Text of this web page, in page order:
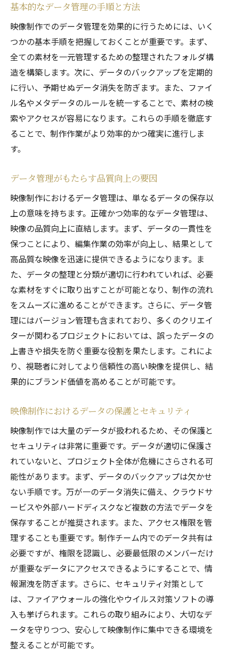
リアルタイムでのデータアクセスの必要性
データバックアップのベストプラクティス
映像編集ソフトとデータ管理の統合
効率的なデータ整理のためのコツ
プロジェクト成功の鍵！映像制作におけるデー
タの整理術
デジタルアーカイブの構築と管理
プロジェクト管理ツールとデータ整理
組織的なデータラベリングの利点
整理整頓されたデータの活用法
映像制作現場でのトラブルを防ぐためのデータ
管理法
データの安全性を確保する方法
トラブルシューティングの基本
スタッフ間でのデータ管理ルールの共有
事故を未然に防ぐデータ管理のテクニック
トラブル発生時の対処法と教訓
定期的なデータチェックの重要性
映像制作の質を向上させるためのデータ管理の
ステップ
データ品質の向上とチェック体制
編集段階でのデータ管理の工夫
映像制作プロセスにおけるデータ管理の位
置付け
データフローの最適化方法
品質保証としてのデータ管理
持続可能なデータ管理システムの構築
映像制作におけるデータ管理の最新トレンドと
は
AIを活用したデータ管理の進化
ビッグデータと映像制作の関係性
最新クラウド技術の活用事例
データセキュリティのトレンドと対策
データ分析による制作効率の向上
業界をリードするデータ管理の新手法
正確なデータ管理が映像作品に与える大きな差
基本的なデータ管理の手順と方法
映像制作でのデータ管理を効果的に行うためには、いく
つかの基本手順を把握しておくことが重要です。まず、
全ての素材を一元管理するための整理されたフォルダ構
造を構築します。次に、データのバックアップを定期的
に行い、予期せぬデータ消失を防ぎます。また、ファイ
ル名やメタデータのルールを統一することで、素材の検
索やアクセスが容易になります。これらの手順を徹底す
ることで、制作作業がより効率的かつ確実に進行しま
す。
データ管理がもたらす品質向上の要因
映像制作におけるデータ管理は、単なるデータの保存以
上の意味を持ちます。正確かつ効率的なデータ管理は、
映像の品質向上に直結します。まず、データの一貫性を
保つことにより、編集作業の効率が向上し、結果として
高品質な映像を迅速に提供できるようになります。ま
た、データの整理と分類が適切に行われていれば、必要
な素材をすぐに取り出すことが可能となり、制作の流れ
をスムーズに進めることができます。さらに、データ管
理にはバージョン管理も含まれており、多くのクリエイ
ターが関わるプロジェクトにおいては、誤ったデータの
上書きや損失を防ぐ重要な役割を果たします。これによ
り、視聴者に対してより信頼性の高い映像を提供し、結
果的にブランド価値を高めることが可能です。
映像制作におけるデータの保護とセキュリティ
映像制作では大量のデータが扱われるため、その保護と
セキュリティは非常に重要です。データが適切に保護さ
れていないと、プロジェクト全体が危機にさらされる可
能性があります。まず、データのバックアップは欠かせ
ない手順です。万が一のデータ消失に備え、クラウドサ
ービスや外部ハードディスクなど複数の方法でデータを
保存することが推奨されます。また、アクセス権限を管
理することも重要です。制作チーム内でのデータ共有は
必要ですが、権限を認識し、必要最低限のメンバーだけ
が重要なデータにアクセスできるようにすることで、情
報漏洩を防ぎます。さらに、セキュリティ対策として
は、ファイアウォールの強化やウイルス対策ソフトの導
入も挙げられます。これらの取り組みにより、大切なデ
ータを守りつつ、安心して映像制作に集中できる環境を
整えることが可能です。